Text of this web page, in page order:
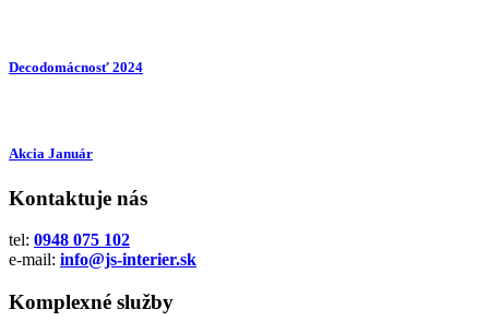
Decodomácnosť 2024
Akcia Január
Kontaktuje nás
tel: 0948 075 102
e-mail: info@js-interier.sk
Komplexné služby